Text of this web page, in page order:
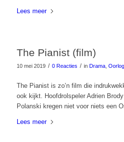
Lees meer
The Pianist (film)
10 mei 2019 / 0 Reacties / in Drama, Oorlog
The Pianist is zo’n film die
ook kijkt. Hoofdrolspeler Adrien
Polanski kregen niet voor niets een
Lees meer